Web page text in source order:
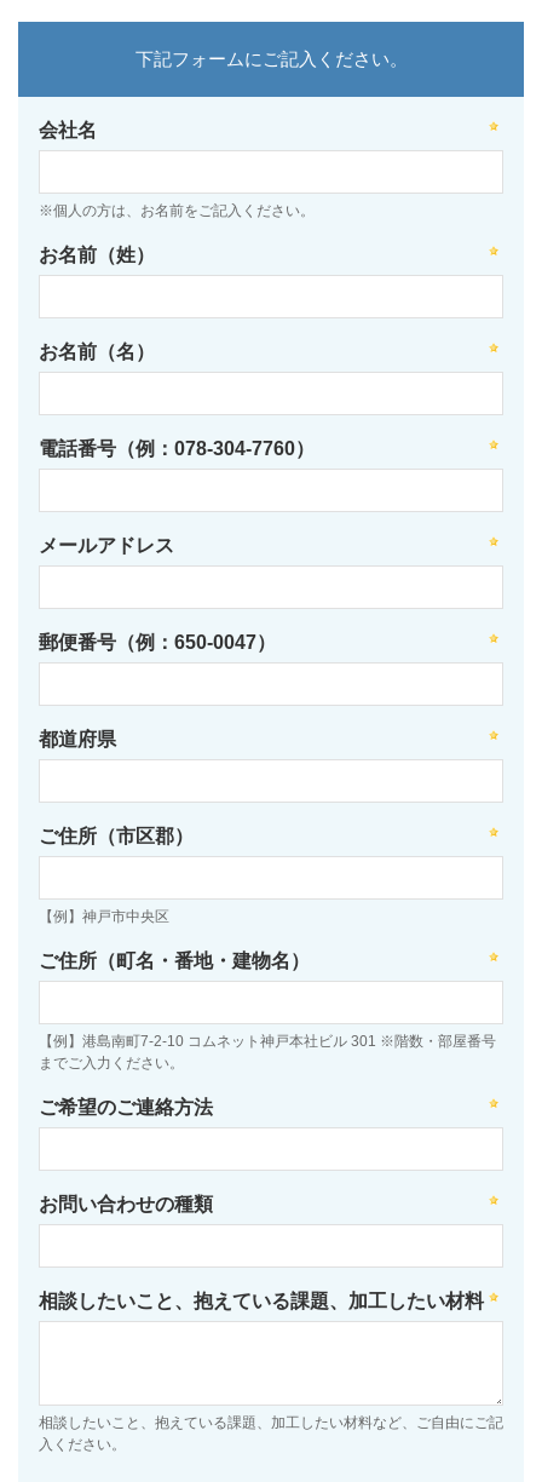
下記フォームにご記入ください。
会社名
※個人の方は、お名前をご記入ください。
お名前（姓）
お名前（名）
電話番号（例：078-304-7760）
メールアドレス
郵便番号（例：650-0047）
都道府県
ご住所（市区郡）
【例】神戸市中央区
ご住所（町名・番地・建物名）
【例】港島南町7-2-10 コムネット神戸本社ビル 301 ※階数・部屋番号
までご入力ください。
ご希望のご連絡方法
お問い合わせの種類
相談したいこと、抱えている課題、加工したい材料
相談したいこと、抱えている課題、加工したい材料など、ご自由にご記
入ください。